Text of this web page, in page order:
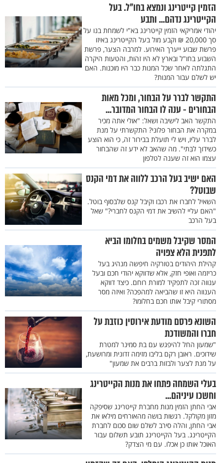
הזמין קייטרינג ונמצא בחו"ל. בעל
הקייטרינג נדהם... ותבע
יהודי אמריקאי הזמין קייטרינג בא"י לשמחת בנו על
סך 20,000 ₪ וקבע מול בעל הקייטרינג באיזו
פרשת שבוע ייערך האירוע. למרבה הצער, פרשת
השבוע בחו"ל ובארץ לא היו זהות, והטעות היקרה
התגלתה לאחר שכל המנות כבר היו מוכנות. האם
יש לשלם עבור המנות?
התקשר לברר על הבחור, ומכל מאות
הבחורים - ענה לו הבחור המדובר...
התקשר האב לישיבה ושאל: "אולי אתה מכיר
במקרה את הבחור פלוני? התקשרתי על מנת
לברר עליו, ויש לי תועלת בבירור זה, כי הוא הוצע
כשידוך לבִּתי". מה שהאב לא ידע זה שהבחור
עצמו הוא זה שענה לטלפון
האם ישיב בעל הרכב ללווה את דמי הקנס
שבוטל?
השאיל לחברו את רכבו וקיבל קנס שלבסוף בוטל.
"האם עליי להשיב את דמי הקנס לחברי?" שאל
בעל הרכב
המסר שקיבל משמים בחלומו הביא
לתפנית הלא צפויה
קהילת היהודים בטורקיה חיפשה מנהיג בעל
כריזמה ואופי חזק, אלא שדווקא יהודי חכם ובעל
ענווה זכה לתפקיד למורת רוחם. כיצד דווקא
הענווה היא זו שהביאה למהפכה? ואיזה מסר
מסתורי קיבל אותו חכם בחלומו?
השונא פרסם מודעת אירוסין כוזבת על
חברו והמשודכת
"שמעון החל להיפגש עם בת סמינר למטרת
שידוכים. ראובן רקם בליבו מזימה זדונית ומרושעת,
על מנת לצער ולבזות ברבים את שמעון"
בעלי השמחה פתחו את מנות הקייטרינג
וחשכו עיניהם...
אבי החתן הזמין מנות מחברת קייטרינג שסיפקה
מזון מקולקל. רגשות בושה מהאורחים מילאו את
אבי החתן, והלה סירב לשלם שום סכום לחברת
הקייטרינג. בעל הקייטרינג תובע תשלום עבור
האוכל אותו כן אכלו. עם מי הצדק?